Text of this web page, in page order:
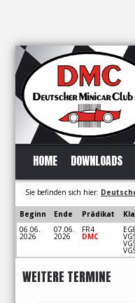
HOME DOWNLOADS
Sie befinden sich hier:
Beginn Ende Prädikat
06.06.
2026
07.06.
2026
FR4
DMC
WEITERE TERMINE